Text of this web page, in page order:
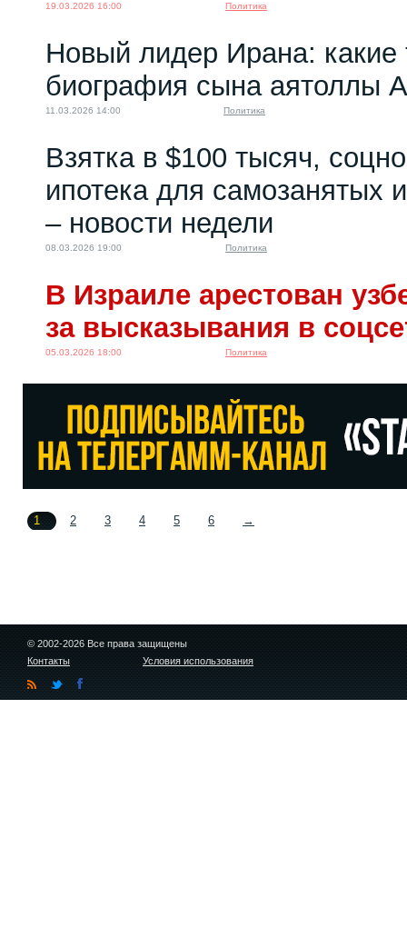
19.03.2026 16:00 Политика
Новый лидер Ирана: какие
биография сына аятоллы
11.03.2026 14:00 Политика
Взятка в $100 тысяч,
ипотека для самозанятых
– новости недели
08.03.2026 19:00 Политика
В Израиле арестован
за высказывания в
05.03.2026 18:00 Политика
1 2 3 4 5 6 →
© 2002-2026 Все права защищены
Контакты
Условия использования